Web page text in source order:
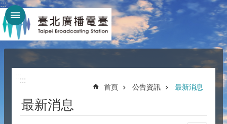
跳到主要內容區塊
:::
:::
首頁 公告資訊 最新消息
最新消息